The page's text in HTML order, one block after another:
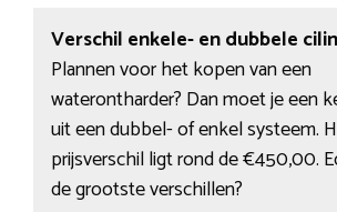
Verschil enkele- en dubbele
Plannen voor het kopen van een
waterontharder? Dan moet je een
uit een dubbel- of enkel systeem.
prijsverschil ligt rond de €450,00.
de grootste verschillen?